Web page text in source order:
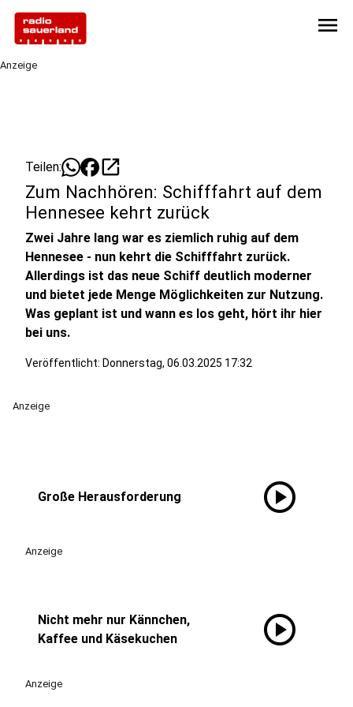
menu
Anzeige
Teilen: open_in_new
Zum Nachhören: Schifffahrt auf dem
Hennesee kehrt zurück
Zwei Jahre lang war es ziemlich ruhig auf dem
Hennesee - nun kehrt die Schifffahrt zurück.
Allerdings ist das neue Schiff deutlich moderner
und bietet jede Menge Möglichkeiten zur Nutzung.
Was geplant ist und wann es los geht, hört ihr hier
bei uns.
Veröffentlicht: Donnerstag, 06.03.2025 17:32
Anzeige
Große Herausforderung play_circle
Anzeige
Nicht mehr nur Kännchen,
Kaffee und Käsekuchen
play_circle
Anzeige